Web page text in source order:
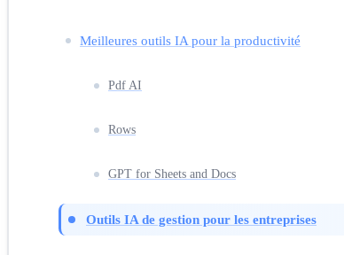
Meilleures outils IA pour la productivité
Pdf AI
Rows
GPT for Sheets and Docs
Outils IA de gestion pour les entreprises